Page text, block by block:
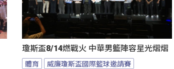
瓊斯盃8/14燃戰火 中華男籃陣容星光熠熠
體育 威廉瓊斯盃國際籃球邀請賽